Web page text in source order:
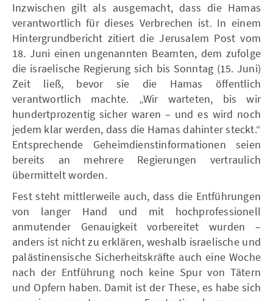
Inzwischen gilt als ausgemacht, dass die Hamas
verantwortlich für dieses Verbrechen ist. In einem
Hintergrundbericht zitiert die Jerusalem Post vom
18. Juni einen ungenannten Beamten, dem zufolge
die israelische Regierung sich bis Sonntag (15. Juni)
Zeit ließ, bevor sie die Hamas öffentlich
verantwortlich machte. „Wir warteten, bis wir
hundertprozentig sicher waren – und es wird noch
jedem klar werden, dass die Hamas dahinter steckt.“
Entsprechende Geheimdienstinformationen seien
bereits an mehrere Regierungen vertraulich
übermittelt worden.
Fest steht mittlerweile auch, dass die Entführungen
von langer Hand und mit hochprofessionell
anmutender Genauigkeit vorbereitet wurden –
anders ist nicht zu erklären, weshalb israelische und
palästinensische Sicherheitskräfte auch eine Woche
nach der Entführung noch keine Spur von Tätern
und Opfern haben. Damit ist der These, es habe sich